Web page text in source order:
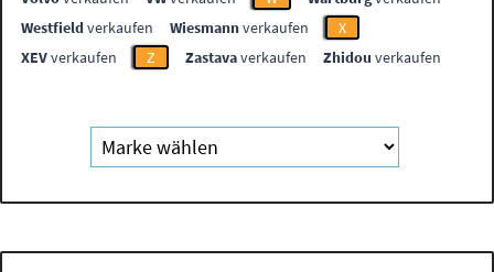
Westfieldverkaufen Wiesmannverkaufen
X
XEVverkaufen Z Zastavaverkaufen Zhidou verkaufen